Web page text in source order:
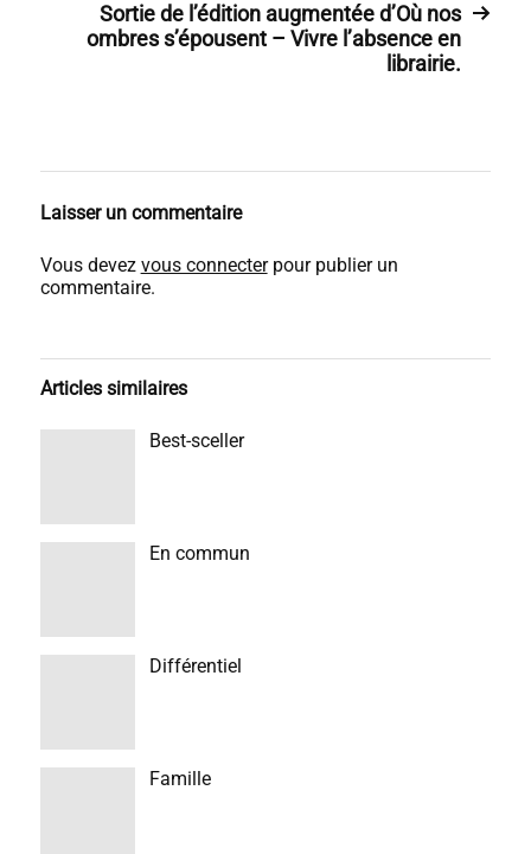
Sortie de l’édition augmentée d’Où nos
ombres s’épousent – Vivre l’absence en
librairie.
Laisser un commentaire
Vous devez vous connecterpour publier un
commentaire.
Articles similaires
Best-sceller
En commun
Différentiel
Famille